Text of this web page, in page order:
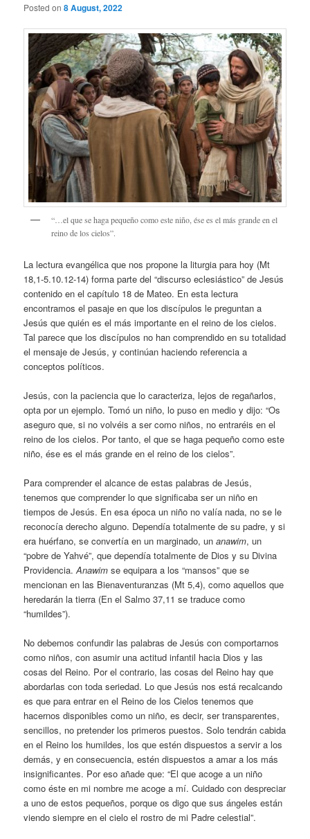
Posted on8 August, 2022
“…el que se haga pequeño como este niño, ése es el más grande en el
reino de los cielos”.
La lectura evangélica que nos propone la liturgia para hoy (Mt
18,1-5.10.12-14) forma parte del “discurso eclesiástico” de Jesús
contenido en el capítulo 18 de Mateo. En esta lectura
encontramos el pasaje en que los discípulos le preguntan a
Jesús que quién es el más importante en el reino de los cielos.
Tal parece que los discípulos no han comprendido en su totalidad
el mensaje de Jesús, y continúan haciendo referencia a
conceptos políticos.
Jesús, con la paciencia que lo caracteriza, lejos de regañarlos,
opta por un ejemplo. Tomó un niño, lo puso en medio y dijo: “Os
aseguro que, si no volvéis a ser como niños, no entraréis en el
reino de los cielos. Por tanto, el que se haga pequeño como este
niño, ése es el más grande en el reino de los cielos”.
Para comprender el alcance de estas palabras de Jesús,
tenemos que comprender lo que significaba ser un niño en
tiempos de Jesús. En esa época un niño no valía nada, no se le
reconocía derecho alguno. Dependía totalmente de su padre, y si
era huérfano, se convertía en un marginado, unanawim, un
“pobre de Yahvé”, que dependía totalmente de Dios y su Divina
Providencia.Anawim se equipara a los “mansos” que se
mencionan en las Bienaventuranzas (Mt 5,4), como aquellos que
heredarán la tierra (En el Salmo 37,11 se traduce como
“humildes”).
No debemos confundir las palabras de Jesús con comportarnos
como niños, con asumir una actitud infantil hacia Dios y las
cosas del Reino. Por el contrario, las cosas del Reino hay que
abordarlas con toda seriedad. Lo que Jesús nos está recalcando
es que para entrar en el Reino de los Cielos tenemos que
hacernos disponibles como un niño, es decir, ser transparentes,
sencillos, no pretender los primeros puestos. Solo tendrán cabida
en el Reino los humildes, los que estén dispuestos a servir a los
demás, y en consecuencia, estén dispuestos a amar a los más
insignificantes. Por eso añade que: “El que acoge a un niño
como éste en mi nombre me acoge a mí. Cuidado con despreciar
a uno de estos pequeños, porque os digo que sus ángeles están
viendo siempre en el cielo el rostro de mi Padre celestial”.